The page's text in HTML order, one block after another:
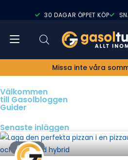
30 DAGAR ÖPPET KÖP
Missa inte våra
Välkommen
till Gasolbloggen
Guider
Senaste inläggen
GUIDER